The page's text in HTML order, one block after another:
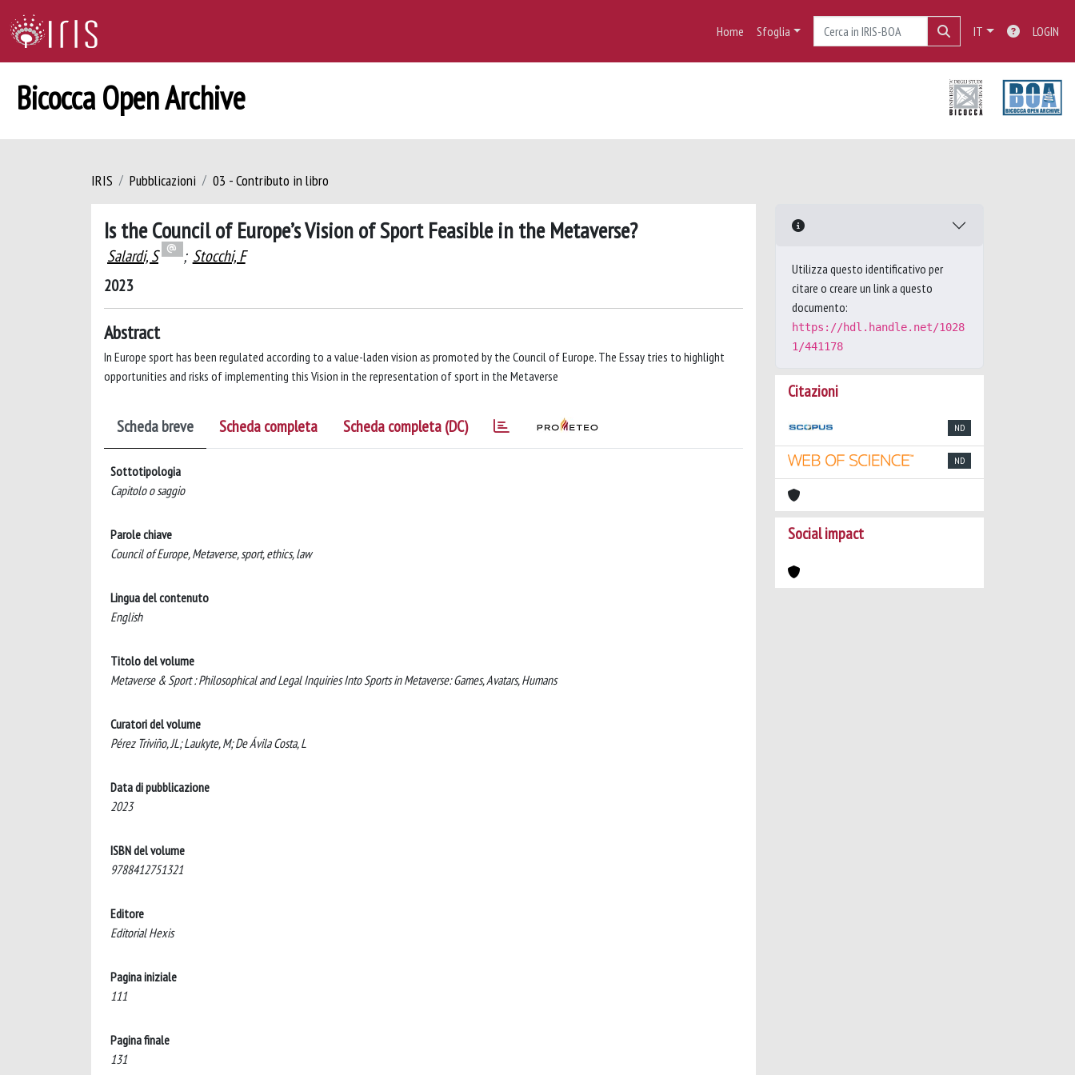
Home Sfoglia IT LOGIN
Bicocca Open Archive
IRIS Pubblicazioni 03 - Contributo in libro
Is the Council of Europe’s Vision of Sport Feasible in the Metaverse?
Salardi, S ; Stocchi, F
2023
Abstract
In Europe sport has been regulated according to a value-laden vision as promoted by the Council of Europe. The Essay tries to highlight
opportunities and risks of implementing this Vision in the representation of sport in the Metaverse
Scheda breve Scheda completa Scheda completa (DC)
Sottotipologia
Capitolo o saggio
Parole chiave
Council of Europe, Metaverse, sport, ethics, law
Lingua del contenuto
English
Titolo del volume
Metaverse & Sport : Philosophical and Legal Inquiries Into Sports in Metaverse: Games, Avatars, Humans
Curatori del volume
Pérez Triviño, JL; Laukyte, M; De Ávila Costa, L
Data di pubblicazione
2023
ISBN del volume
9788412751321
Editore
Editorial Hexis
Pagina iniziale
111
Pagina finale
131
Utilizza questo identificativo per
citare o creare un link a questo
documento:
https://hdl.handle.net/1028
1/441178
Citazioni
ND
ND
Social impact